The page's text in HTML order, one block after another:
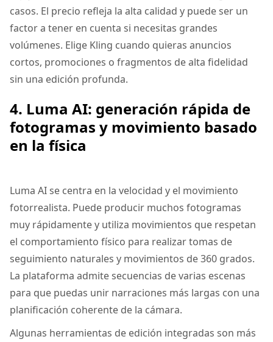
casos. El precio refleja la alta calidad y puede ser un
factor a tener en cuenta si necesitas grandes
volúmenes. Elige Kling cuando quieras anuncios
cortos, promociones o fragmentos de alta fidelidad
sin una edición profunda.
4. Luma AI: generación rápida de
fotogramas y movimiento basado
en la física
Luma AI se centra en la velocidad y el movimiento
fotorrealista. Puede producir muchos fotogramas
muy rápidamente y utiliza movimientos que respetan
el comportamiento físico para realizar tomas de
seguimiento naturales y movimientos de 360 grados.
La plataforma admite secuencias de varias escenas
para que puedas unir narraciones más largas con una
planificación coherente de la cámara.
Algunas herramientas de edición integradas son más